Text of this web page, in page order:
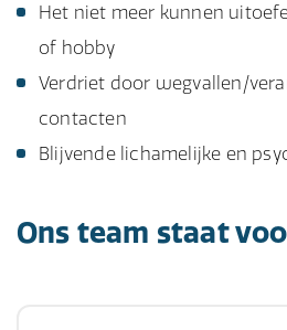
Het niet meer kunnen
of hobby
Verdriet door wegvallen/
contacten
Blijvende lichamelijke en
Ons team staat